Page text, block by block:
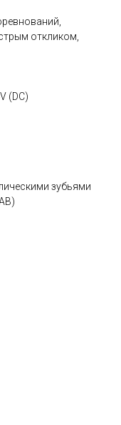
откликом,
(DC)
зубьями